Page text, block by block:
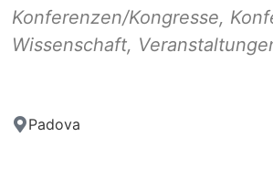
Konferenzen/Kongresse,
Wissenschaft,
Padova